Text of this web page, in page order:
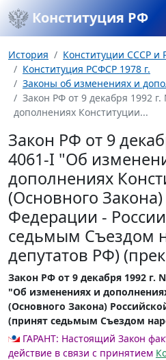
Конституция РФ
История
Конституции СССР и
Конституция РСФСР 1978 г.
Законы об изменениях и
Закон РФ от 9 декабря 1992
дополнениях Конституции...
Закон РФ от 9
4061-I "Об
дополнениях
(Основного
Федерации -
седьмым Съездом
депутатов РФ)
Закон РФ от 9 декабря 1992 г.
"Об изменениях и
(Основного Закона)
(принят седьмым Съездом
ГАРАНТ: Настоящий Закон
действие в связи с принятием